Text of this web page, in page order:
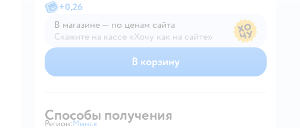
+0,26
В магазине — по ценам сайта
Скажите на кассе «Хочу как на сайте»
В магазине — по ценам сайта
В корзину
Способы получения
Регион:Минск